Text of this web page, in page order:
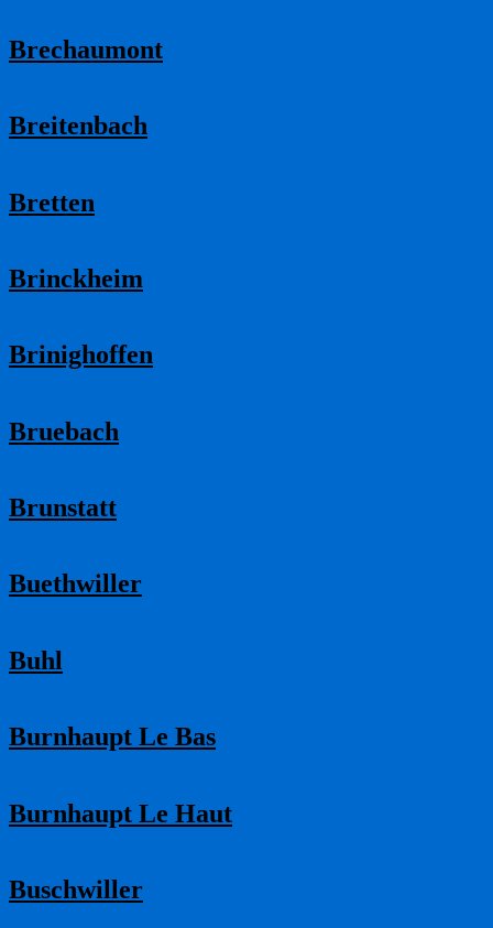
Brechaumont
Breitenbach
Bretten
Brinckheim
Brinighoffen
Bruebach
Brunstatt
Buethwiller
Buhl
Burnhaupt Le Bas
Burnhaupt Le Haut
Buschwiller